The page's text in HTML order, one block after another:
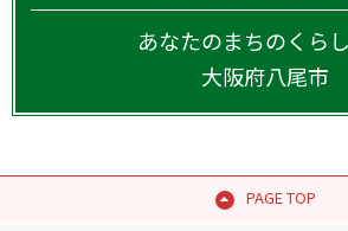
あなたのまちのくら
大阪府八尾市
PAGE TOP